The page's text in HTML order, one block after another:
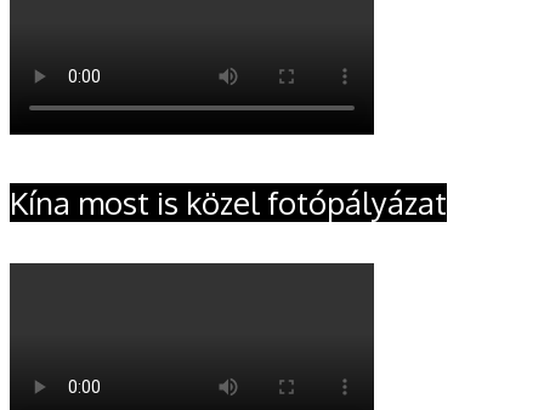
Kína most is közel fotópályázat